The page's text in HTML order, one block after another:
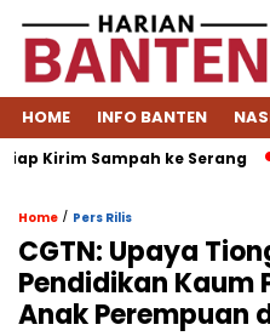
HOME INFO BANTEN
Kirim Sampah ke Serang
Home / Pers Rilis
CGTN: Upaya
Pendidikan Kaum
Anak Perempuan